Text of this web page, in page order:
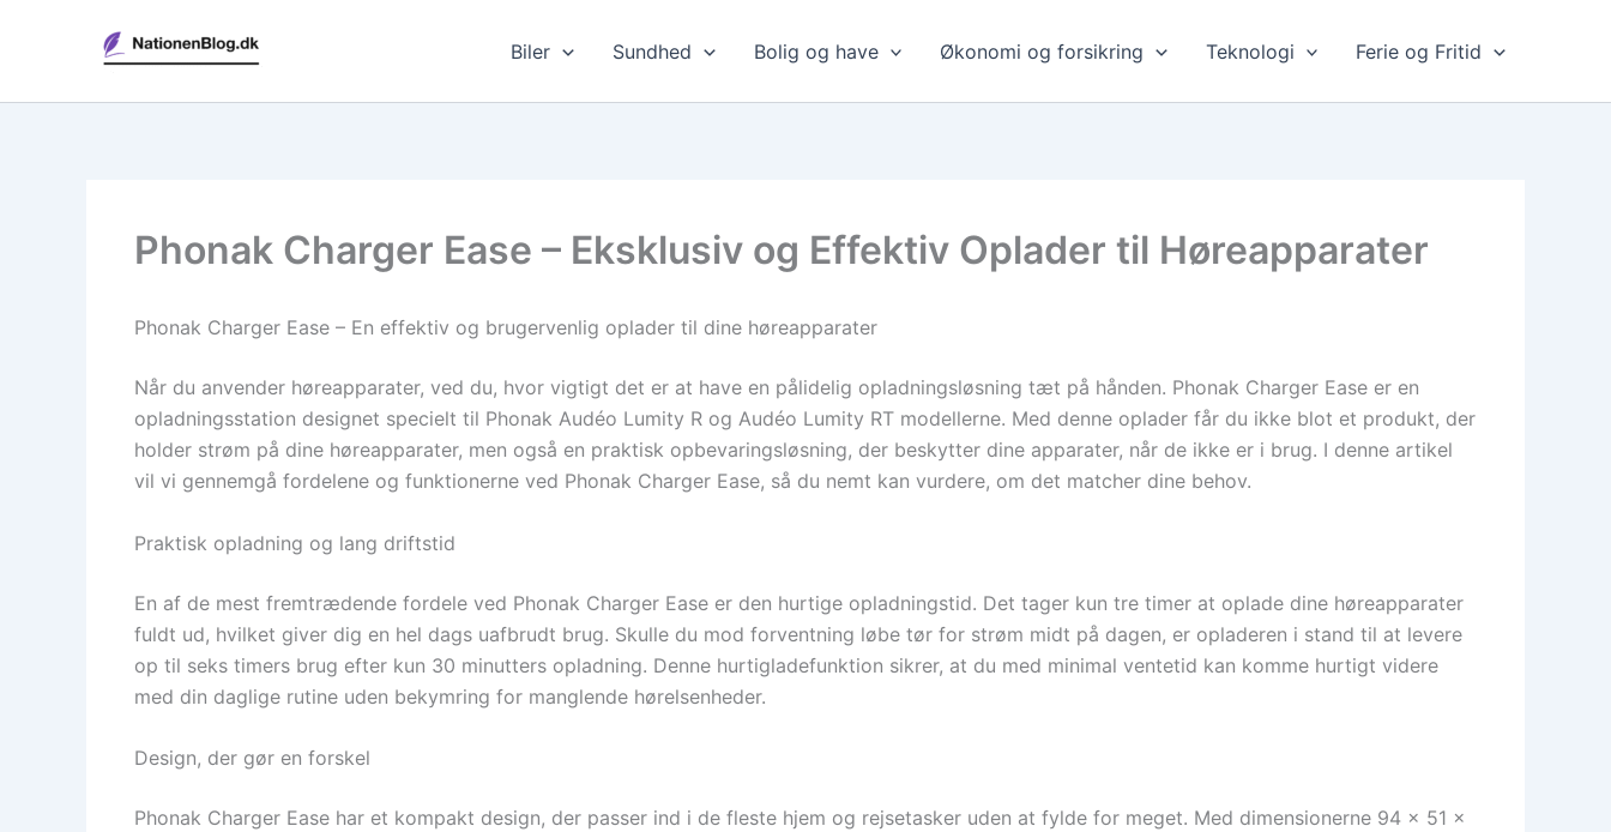
Biler Sundhed Bolig og have Økonomi og forsikring Teknologi Ferie og Fritid
Phonak Charger Ease – Eksklusiv og Effektiv Oplader til Høreapparater
Phonak Charger Ease – En effektiv og brugervenlig oplader til dine høreapparater
Når du anvender høreapparater, ved du, hvor vigtigt det er at have en pålidelig opladningsløsning tæt på hånden. Phonak Charger Ease er en
opladningsstation designet specielt til Phonak Audéo Lumity R og Audéo Lumity RT modellerne. Med denne oplader får du ikke blot et produkt, der
holder strøm på dine høreapparater, men også en praktisk opbevaringsløsning, der beskytter dine apparater, når de ikke er i brug. I denne artikel
vil vi gennemgå fordelene og funktionerne ved Phonak Charger Ease, så du nemt kan vurdere, om det matcher dine behov.
Praktisk opladning og lang driftstid
En af de mest fremtrædende fordele ved Phonak Charger Ease er den hurtige opladningstid. Det tager kun tre timer at oplade dine høreapparater
fuldt ud, hvilket giver dig en hel dags uafbrudt brug. Skulle du mod forventning løbe tør for strøm midt på dagen, er opladeren i stand til at levere
op til seks timers brug efter kun 30 minutters opladning. Denne hurtigladefunktion sikrer, at du med minimal ventetid kan komme hurtigt videre
med din daglige rutine uden bekymring for manglende hørelsenheder.
Design, der gør en forskel
Phonak Charger Ease har et kompakt design, der passer ind i de fleste hjem og rejsetasker uden at fylde for meget. Med dimensionerne 94 x 51 x